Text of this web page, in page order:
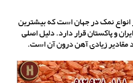
انواع نمک در جهان است که بیشترین
و پاکستان قرار دارد. دلیل اصلی
مقادیر زیادی آهن درون آن است.